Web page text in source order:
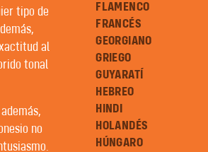
FLAMENCO
FRANCÉS
GEORGIANO
GRIEGO
GUYARATÍ
HEBREO
HINDI
HOLANDÉS
HÚNGARO
tipo de
al
tonal
no